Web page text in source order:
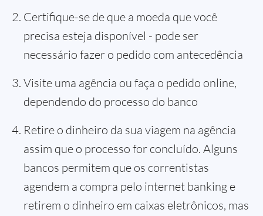
Certifique-se de que a moeda que você
precisa esteja disponível - pode ser
necessário fazer o pedido com antecedência
Visite uma agência ou faça o pedido online,
dependendo do processo do banco
Retire o dinheiro da sua viagem na agência
assim que o processo for concluído. Alguns
bancos permitem que os correntistas
agendem a compra pelo internet banking e
retirem o dinheiro em caixas eletrônicos, mas